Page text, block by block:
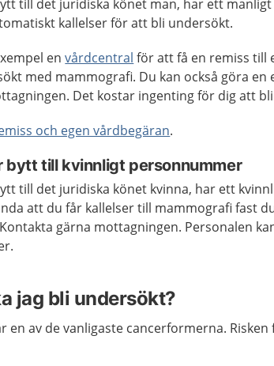
till det juridiska könet man, har ett
kallelser för att bli undersökt.
envårdcentral för att få en remiss till
med mammografi. Du kan också göra en
Det kostar ingenting för dig att
och egen vårdbegäran.
bytt till kvinnligt personnummer
till det juridiska könet kvinna, har ett
att du får kallelser till mammografi fast
gärna mottagningen. Personalen
jag bli undersökt?
en av de vanligaste cancerformerna.